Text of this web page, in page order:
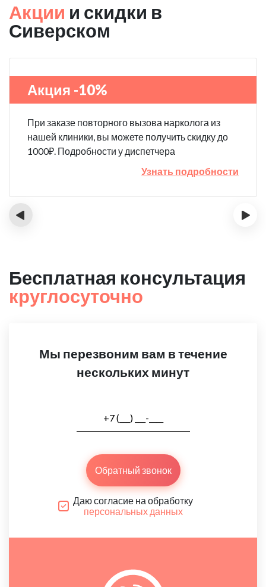
Акции и скидки в
Сиверском
Акция -10%
При заказе повторного вызова нарколога из
нашей клиники, вы можете получить скидку до
1000₽. Подробности у диспетчера
Узнать подробности
‹ ›
Бесплатная консультация
круглосуточно
Мы перезвоним вам в течение
нескольких минут
Обратный звонок
Даю согласие на обработку
персональных данных